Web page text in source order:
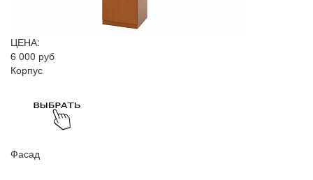
ЦЕНА:
6 000 руб
Корпус
Фасад